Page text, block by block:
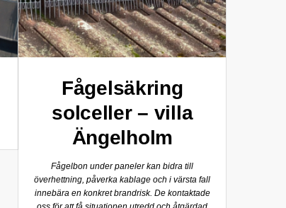
Fågelsäkring
solceller – villa
Ängelholm
Fågelbon under paneler kan bidra till
överhettning, påverka kablage och i värsta fall
innebära en konkret brandrisk. De kontaktade